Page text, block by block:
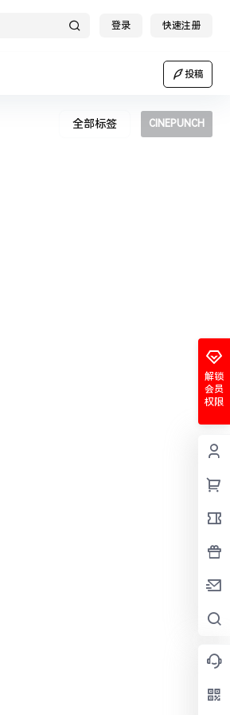
登录 快速注册
投稿
全部标签 CINEPUNCH
解锁
会员
权限